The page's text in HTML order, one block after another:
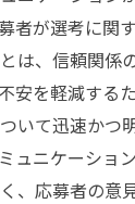
者が選考に関
は、信頼関係
安を軽減する
いて迅速かつ
ュニケーショ
、応募者の意